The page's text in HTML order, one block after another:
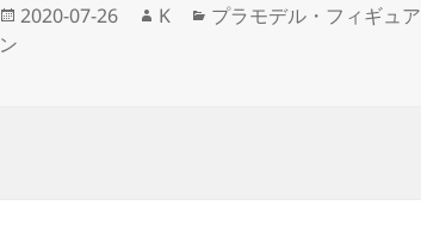
投
2020-07-26
作
K
カ
プラモデル・フィギュア
ン